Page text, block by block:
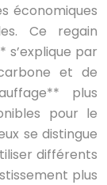
économiques
Ce regain
par
et de
plus
pour le
se distingue
différents
plus